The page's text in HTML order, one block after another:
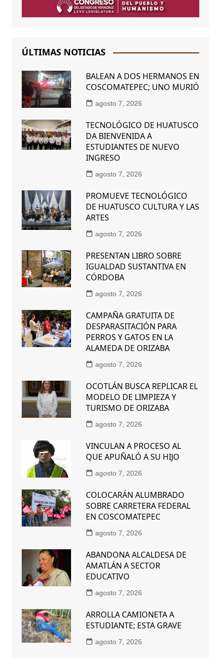
ÚLTIMAS NOTICIAS
BALEAN A DOS HERMANOS EN
COSCOMATEPEC; UNO MURIÓ
agosto 7, 2026
TECNOLÓGICO DE HUATUSCO
DA BIENVENIDA A
ESTUDIANTES DE NUEVO
INGRESO
agosto 7, 2026
PROMUEVE TECNOLÓGICO
DE HUATUSCO CULTURA Y LAS
ARTES
agosto 7, 2026
PRESENTAN LIBRO SOBRE
IGUALDAD SUSTANTIVA EN
CÓRDOBA
agosto 7, 2026
CAMPAÑA GRATUITA DE
DESPARASITACIÓN PARA
PERROS Y GATOS EN LA
ALAMEDA DE ORIZABA
agosto 7, 2026
OCOTLÁN BUSCA REPLICAR EL
MODELO DE LIMPIEZA Y
TURISMO DE ORIZABA
agosto 7, 2026
VINCULAN A PROCESO AL
QUE APUÑALÓ A SU HIJO
agosto 7, 2026
COLOCARÁN ALUMBRADO
SOBRE CARRETERA FEDERAL
EN COSCOMATEPEC
agosto 7, 2026
ABANDONA ALCALDESA DE
AMATLÁN A SECTOR
EDUCATIVO
agosto 7, 2026
ARROLLA CAMIONETA A
ESTUDIANTE; ESTA GRAVE
agosto 7, 2026